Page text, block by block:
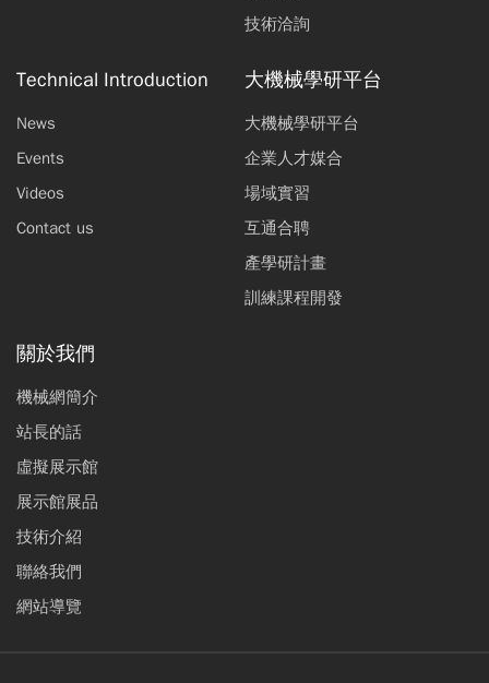
技術洽詢
Technical Introduction
News
Events
Videos
Contact us
大機械學研平台
大機械學研平台
企業人才媒合
場域實習
互通合聘
產學研計畫
訓練課程開發
關於我們
機械網簡介
站長的話
虛擬展示館
展示館展品
技術介紹
聯絡我們
網站導覽